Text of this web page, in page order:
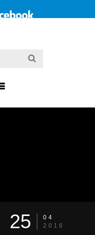
25
04
2016